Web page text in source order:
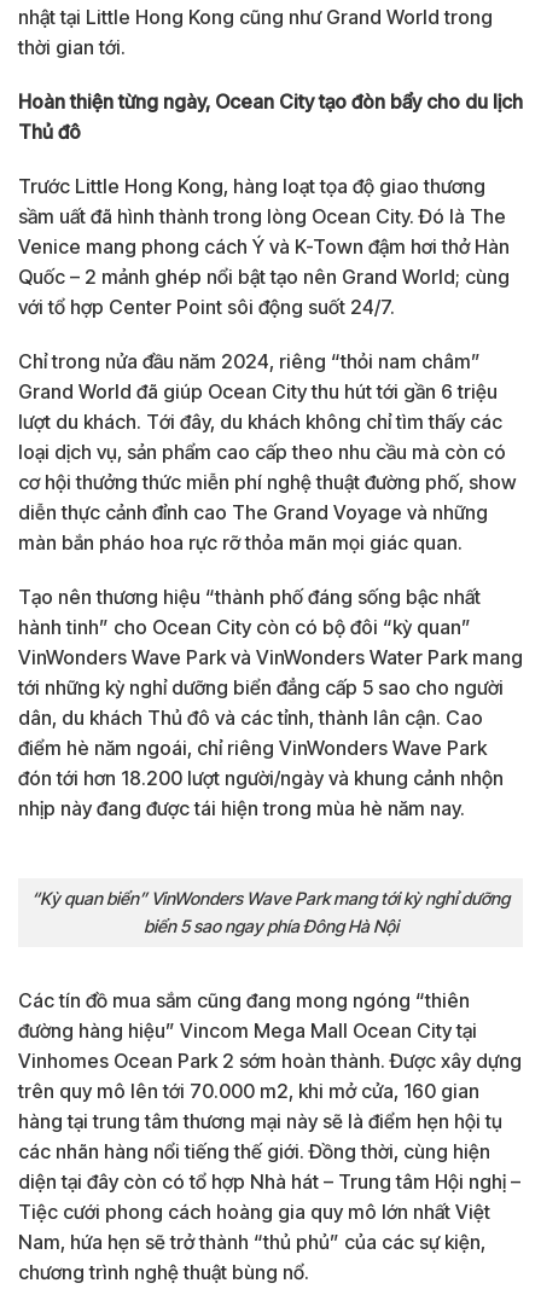
nhật tại Little Hong Kong cũng như Grand World trong
thời gian tới.
Hoàn thiện từng ngày, Ocean City tạo đòn bẩy cho du lịch
Thủ đô
Trước Little Hong Kong, hàng loạt tọa độ giao thương
sầm uất đã hình thành trong lòng Ocean City. Đó là The
Venice mang phong cách Ý và K-Town đậm hơi thở Hàn
Quốc – 2 mảnh ghép nổi bật tạo nên Grand World; cùng
với tổ hợp Center Point sôi động suốt 24/7.
Chỉ trong nửa đầu năm 2024, riêng “thỏi nam châm”
Grand World đã giúp Ocean City thu hút tới gần 6 triệu
lượt du khách. Tới đây, du khách không chỉ tìm thấy các
loại dịch vụ, sản phẩm cao cấp theo nhu cầu mà còn có
cơ hội thưởng thức miễn phí nghệ thuật đường phố, show
diễn thực cảnh đỉnh cao The Grand Voyage và những
màn bắn pháo hoa rực rỡ thỏa mãn mọi giác quan.
Tạo nên thương hiệu “thành phố đáng sống bậc nhất
hành tinh” cho Ocean City còn có bộ đôi “kỳ quan”
VinWonders Wave Park và VinWonders Water Park mang
tới những kỳ nghỉ dưỡng biển đẳng cấp 5 sao cho người
dân, du khách Thủ đô và các tỉnh, thành lân cận. Cao
điểm hè năm ngoái, chỉ riêng VinWonders Wave Park
đón tới hơn 18.200 lượt người/ngày và khung cảnh nhộn
nhịp này đang được tái hiện trong mùa hè năm nay.
“Kỳ quan biển” VinWonders Wave Park mang tới kỳ nghỉ dưỡng
biển 5 sao ngay phía Đông Hà Nội
Các tín đồ mua sắm cũng đang mong ngóng “thiên
đường hàng hiệu” Vincom Mega Mall Ocean City tại
Vinhomes Ocean Park 2 sớm hoàn thành. Được xây dựng
trên quy mô lên tới 70.000 m2, khi mở cửa, 160 gian
hàng tại trung tâm thương mại này sẽ là điểm hẹn hội tụ
các nhãn hàng nổi tiếng thế giới. Đồng thời, cùng hiện
diện tại đây còn có tổ hợp Nhà hát – Trung tâm Hội nghị –
Tiệc cưới phong cách hoàng gia quy mô lớn nhất Việt
Nam, hứa hẹn sẽ trở thành “thủ phủ” của các sự kiện,
chương trình nghệ thuật bùng nổ.